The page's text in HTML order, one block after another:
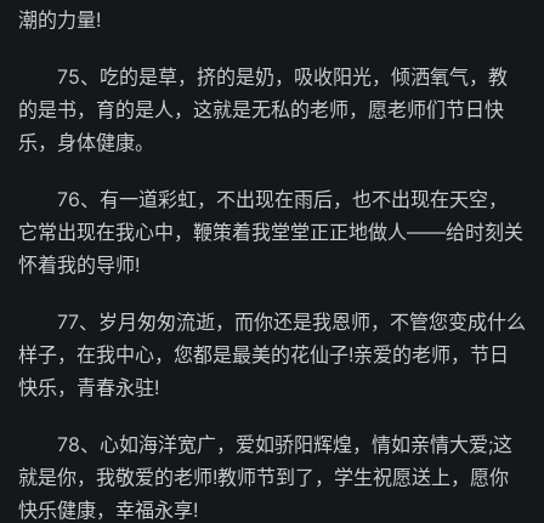
潮的力量!
75、吃的是草，挤的是奶，吸收阳光，倾洒氧气，教
的是书，育的是人，这就是无私的老师，愿老师们节日快
乐，身体健康。
76、有一道彩虹，不出现在雨后，也不出现在天空，
它常出现在我心中，鞭策着我堂堂正正地做人――给时刻关
怀着我的导师!
77、岁月匆匆流逝，而你还是我恩师，不管您变成什么
样子，在我中心，您都是最美的花仙子!亲爱的老师，节日
快乐，青春永驻!
78、心如海洋宽广，爱如骄阳辉煌，情如亲情大爱;这
就是你，我敬爱的老师!教师节到了，学生祝愿送上，愿你
快乐健康，幸福永享!